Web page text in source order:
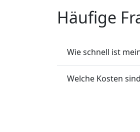
Häufige
Wie schnell ist
Welche Kosten